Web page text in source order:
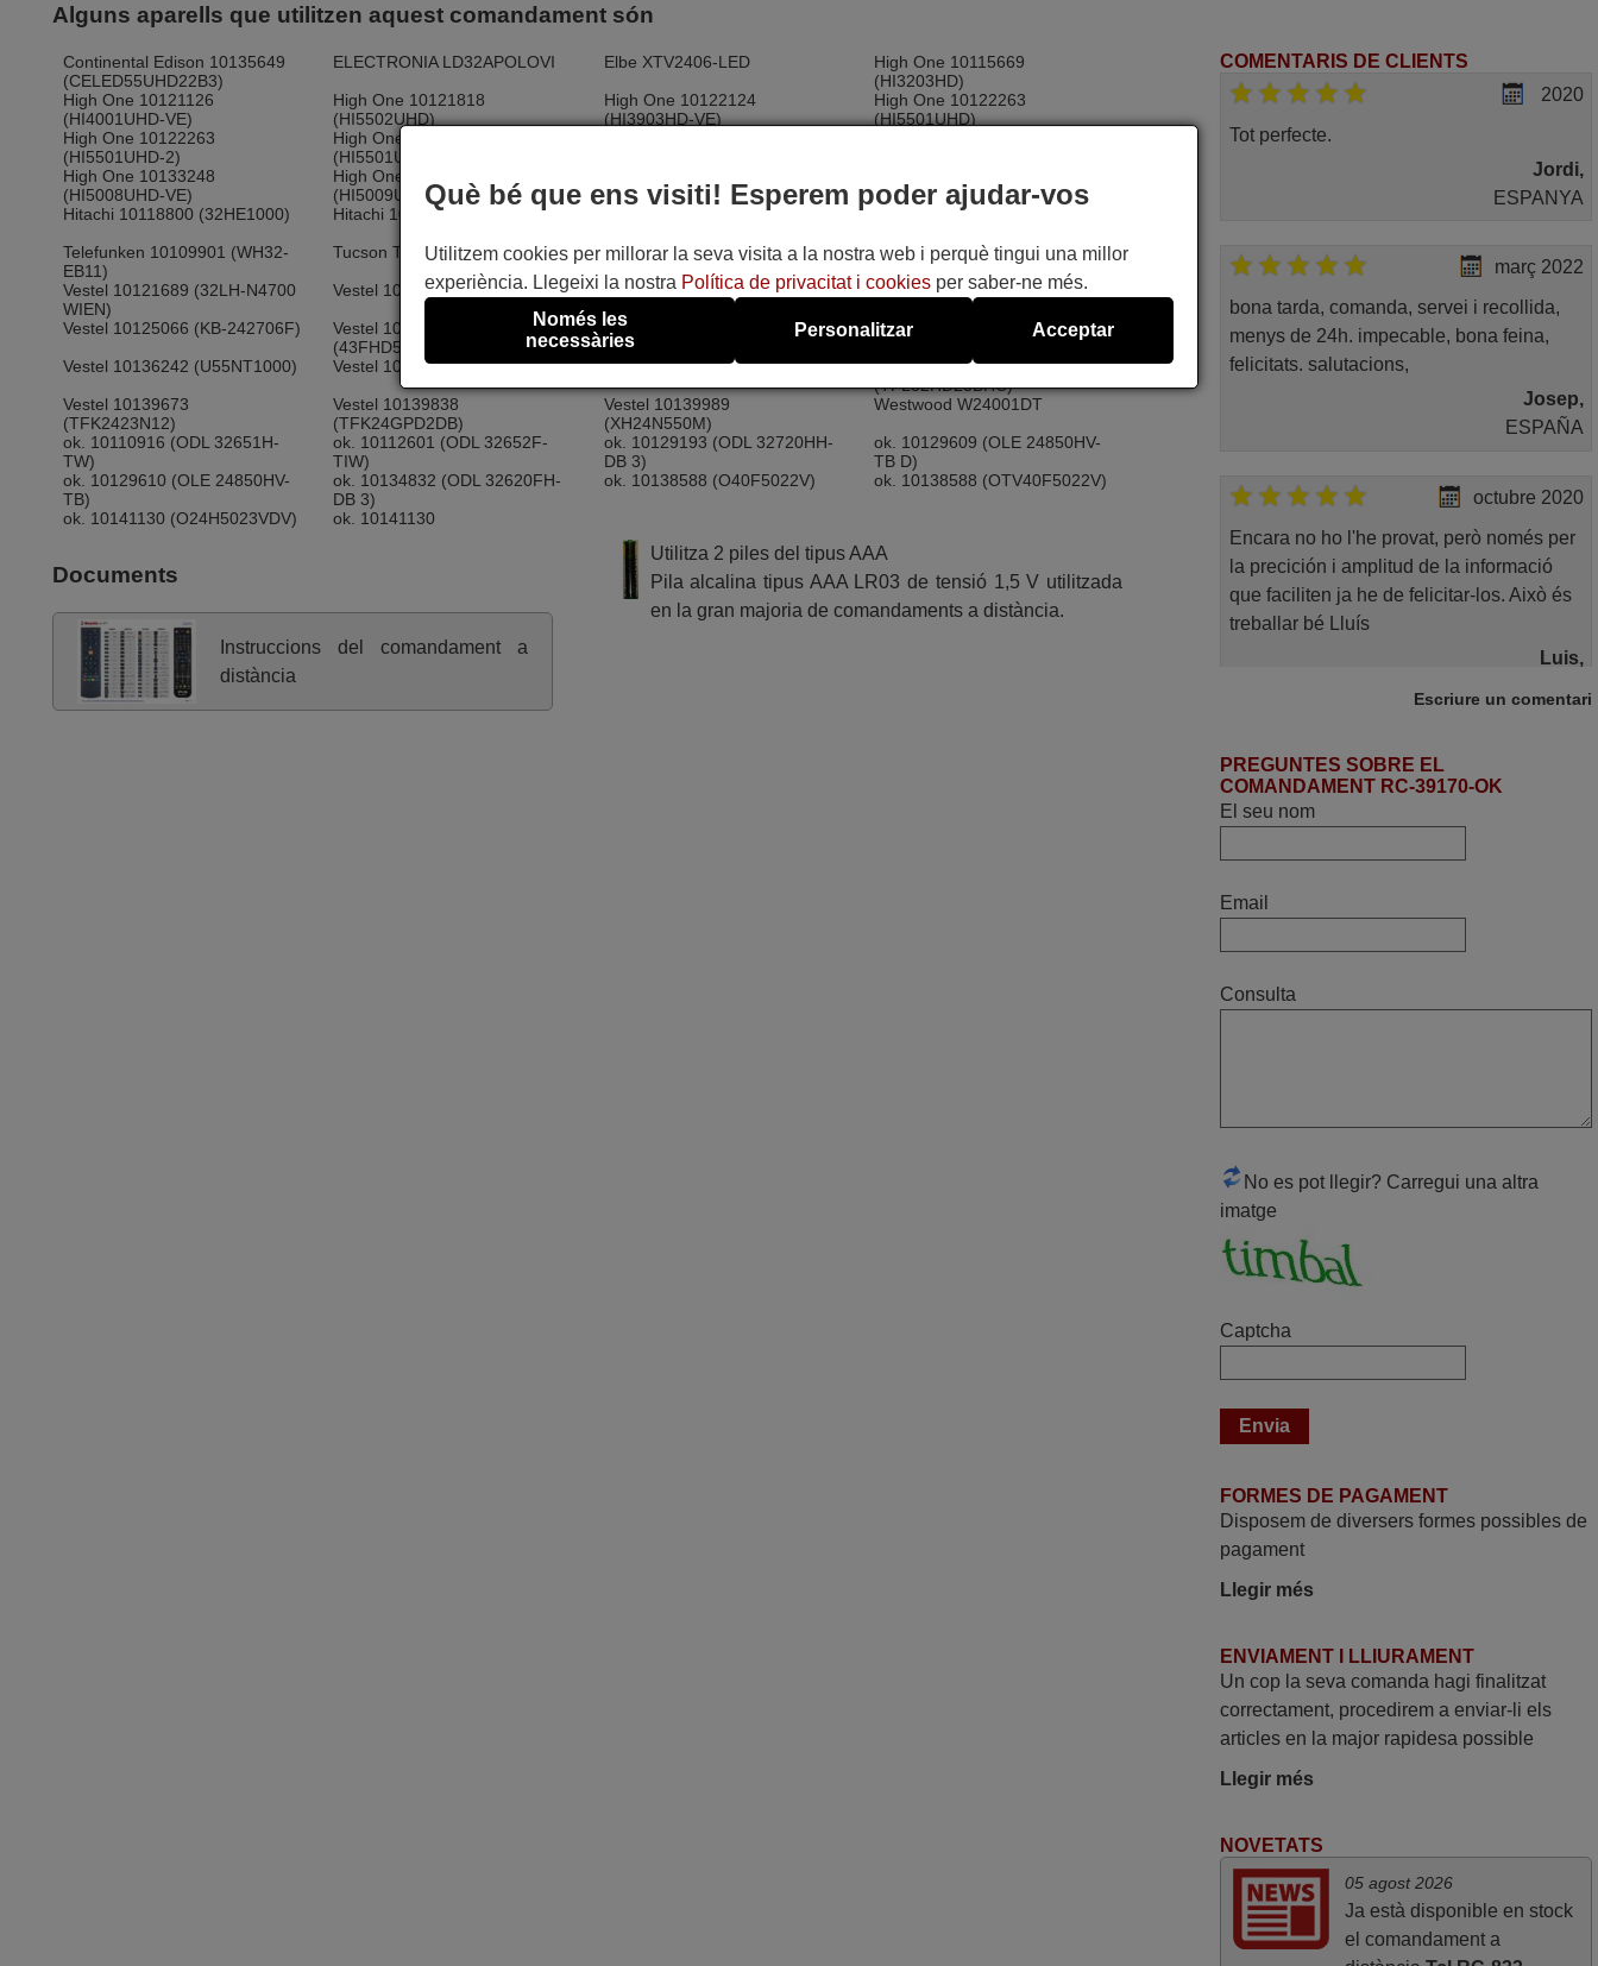
Alguns aparells que utilitzen aquest comandament són
Continental Edison 10135649
(CELED55UHD22B3)
ELECTRONIA LD32APOLOVI Elbe XTV2406-LED
High One 10115669
(HI3203HD)
High One 10121126
(HI4001UHD-VE)
High One 10121818
(HI5502UHD)
High One 10122124
(HI3903HD-VE)
High One 10122263
(HI5501UHD)
High One 10122263
(HI5501UHD-2)
High One 10129285
(HI5501UHD-VE)
High One 10133248
(HI5008UHD-VE)
High One 10134754
(HI5009UHD-VE)
Hitachi 10118800 (32HE1000)
Hitachi 10118943 (32HE3000)
Nikkei 24H1001
Telefunken 10109901 (WH32-
EB11)
Tucson TL39FHD20B Vestel 10113012 (V32289LED)
Vestel 10118450 (L32522FHD
DVD-K)
Vestel 10121689 (32LH-N4700
WIEN)
Vestel 10122549 (K4488V32H) Vestel 10123880 (KB-432706F)
Vestel 10124854
Vestel 10125066 (KB-242706F)
Vestel 10126619
(43FHD5020T)
Vestel 10128791 (B4325FHD)
Vestel 10134231 (B5020UHD)
Vestel 10136242 (U55NT1000)
Vestel 10137184 (32HFE430B) Vestel 10139472 (B4331FHDE)
Vestel 10139655
(TFL32HD23BHC)
Vestel 10139673
(TFK2423N12)
Vestel 10139838
(TFK24GPD2DB)
Vestel 10139989
(XH24N550M)
Westwood W24001DT
ok. 10110916 (ODL 32651H-
TW)
ok. 10112601 (ODL 32652F-
TIW)
ok. 10129193 (ODL 32720HH-
DB 3)
ok. 10129609 (OLE 24850HV-
TB D)
ok. 10129610 (OLE 24850HV-
TB)
ok. 10134832 (ODL 32620FH-
DB 3)
ok. 10138588 (O40F5022V)
ok. 10138588 (OTV40F5022V)
ok. 10141130 (O24H5023VDV)
ok. 10141130
Documents
Instruccions del comandament a
distància
Utilitza 2 piles del tipus AAA
Pila alcalina tipus AAA LR03 de tensió 1,5 V utilitzada
en la gran majoria de comandaments a distància.
COMENTARIS DE CLIENTS
2020
Tot perfecte.
Jordi,
ESPANYA
març 2022
bona tarda, comanda, servei i recollida,
menys de 24h. impecable, bona feina,
felicitats. salutacions,
Josep,
ESPAÑA
octubre 2020
Encara no ho l'he provat, però només per
la precición i amplitud de la informació
que faciliten ja he de felicitar-los. Això és
treballar bé Lluís
Luis,
Servei eficient i ràpid. Gràcies.
Joan,
FRANCISCO,
Escriure un comentari
PREGUNTES SOBRE EL
COMANDAMENT RC-39170-OK
El seu nom
Email
Consulta
No es pot llegir? Carregui una altra
imatge
Captcha
FORMES DE PAGAMENT
Disposem de diversers formes possibles de
pagament
Llegir més
ENVIAMENT I LLIURAMENT
Un cop la seva comanda hagi finalitzat
correctament, procedirem a enviar-li els
articles en la major rapidesa possible
Llegir més
NOVETATS
05 agost 2026
Ja està disponible en stock
el comandament a
Què bé que ens visiti! Esperem poder ajudar-vos
Utilitzem cookies per millorar la seva visita a la nostra web i perquè tingui una millor
experiència. Llegeixi la nostra Política de privacitat i cookies per saber-ne més.
Només les
necessàries
Personalitzar Acceptar